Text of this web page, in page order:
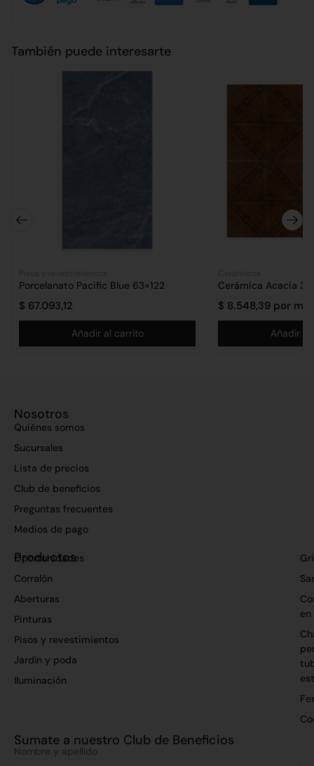
También puede interesarte
Porcelanato Pacific Blue 63×122
$ 67.093,12
Añadir al carrito
Cerámica Acacia
$ 8.548,39 por m2
Añadir al
Nosotros
Quiénes somos
Sucursales
Lista de precios
Club de beneficios
Preguntas frecuentes
Medios de pago
Productos
Oportunidades
Corralón
Aberturas
Pinturas
Pisos y revestimientos
Jardín y poda
Iluminación
en
Sumate a nuestro Club de Beneficios
Nombre y apellido